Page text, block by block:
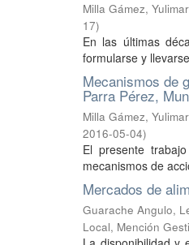
Milla Gámez, Yulimar
17)
En las últimas
formularse y
Mecanismos de
Parra Pérez,
Milla Gámez, Yulimar
2016-05-04)
El presente
mecanismos de
Mercados de
Guarache Angulo,
Local, Mención